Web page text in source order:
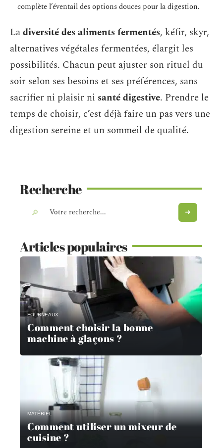
complète l’éventail des options douces pour la digestion.
Ladiversité des aliments fermentés, kéfir, skyr,
alternatives végétales fermentées, élargit les
possibilités. Chacun peut ajuster son rituel du
soir selon ses besoins et ses préférences, sans
sacrifier ni plaisir ni santé digestive. Prendre le
temps de choisir, c’est déjà faire un pas vers une
digestion sereine et un sommeil de qualité.
Recherche
Articles populaires
FOURNEAUX
Comment choisir la bonne
machine à glaçons ?
MATÉRIEL
Comment utiliser un mixeur de
cuisine ?